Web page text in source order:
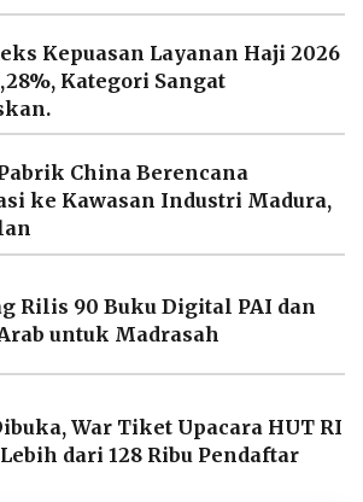
Kepuasan Layanan Haji 2026
Kategori Sangat
China Berencana
ke Kawasan Industri Madura,
Rilis 90 Buku Digital PAI dan
untuk Madrasah
War Tiket Upacara HUT RI
dari 128 Ribu Pendaftar